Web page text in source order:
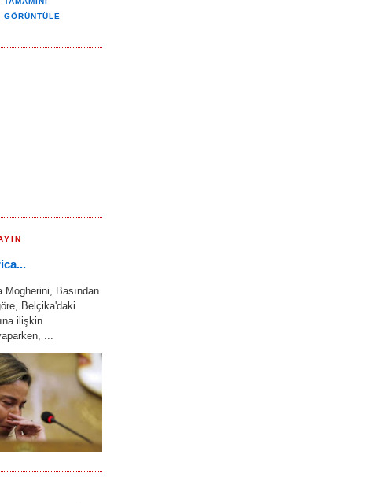
GÖRÜNTÜLE
Mogherini, Basından
Belçika'daki
ilişkin
...